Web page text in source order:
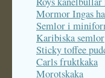
Mormor Ingas
Semlor i
Karibiska semlor
Sticky toffee
Carls fruktkaka
Morotskaka